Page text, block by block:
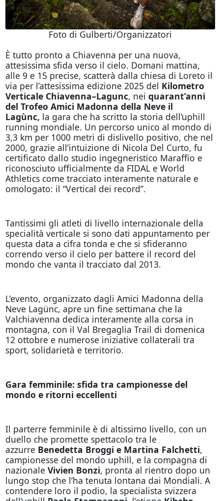
Foto di Gulberti/Organizzatori
È tutto pronto a Chiavenna per una nuova,
attesissima sfida verso il cielo. Domani mattina,
alle 9 e 15 precise, scatterà dalla chiesa di Loreto il
via per l’attesissima edizione 2025 del Kilometro
Verticale Chiavenna–Lagunc, nei quarant’anni
del Trofeo Amici Madonna della Neve il
Lagùnc, la gara che ha scritto la storia dell’uphill
running mondiale. Un percorso unico al mondo di
3,3 km per 1000 metri di dislivello positivo, che nel
2000, grazie all’intuizione di Nicola Del Curto, fu
certificato dallo studio ingegneristico Maraffio e
riconosciuto ufficialmente da FIDAL e World
Athletics come tracciato interamente naturale e
omologato: il “Vertical dei record”.
Tantissimi gli atleti di livello internazionale della
specialità verticale si sono dati appuntamento per
questa data a cifra tonda e che si sfideranno
correndo verso il cielo per battere il record del
mondo che vanta il tracciato dal 2013.
L’evento, organizzato dagli Amici Madonna della
Neve Lagünc, apre un fine settimana che la
Valchiavenna dedica interamente alla corsa in
montagna, con il Val Bregaglia Trail di domenica
12 ottobre e numerose iniziative collaterali tra
sport, solidarietà e territorio.
Gara femminile: sfida tra campionesse del
mondo e ritorni eccellenti
Il parterre femminile è di altissimo livello, con un
duello che promette spettacolo tra le
azzurre Benedetta Broggi e Martina Falchetti,
campionesse del mondo uphill, e la compagna di
nazionale Vivien Bonzi, pronta al rientro dopo un
lungo stop che l’ha tenuta lontana dai Mondiali. A
contendere loro il podio, la specialista svizzera